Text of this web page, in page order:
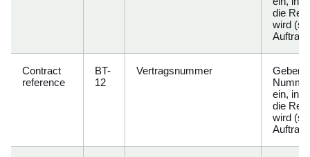
die
wird
Contract
reference
BT-
12
Vertragsnummer
Geben
ein, in
die
wird